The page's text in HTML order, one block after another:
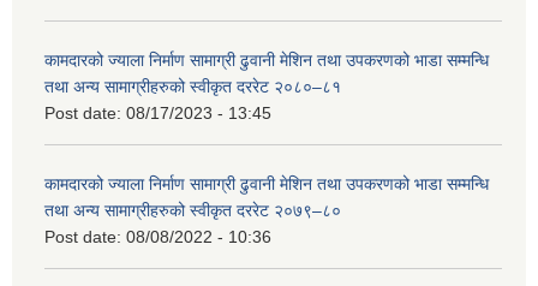
कामदारको ज्याला निर्माण सामाग्री ढुवानी मेशिन तथा उपकरणको भाडा सम्मन्धि
तथा अन्य सामाग्रीहरुको स्वीकृत दररेट २०८०–८१
Post date: 08/17/2023 - 13:45
कामदारको ज्याला निर्माण सामाग्री ढुवानी मेशिन तथा उपकरणको भाडा सम्मन्धि
तथा अन्य सामाग्रीहरुको स्वीकृत दररेट २०७९–८०
Post date: 08/08/2022 - 10:36